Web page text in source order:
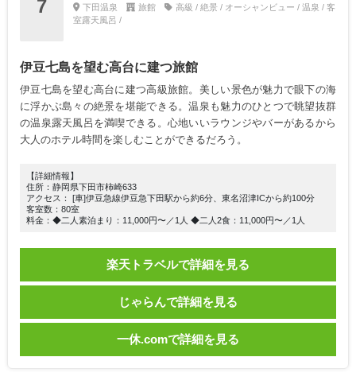
7 下田温泉 旅館
高級 / 絶景 / オーシャンビュー / 温泉 / 客
室露天風呂 /
伊豆七島を望む高台に建つ旅館
伊豆七島を望む高台に建つ高級旅館。美しい景色が魅力で眼下の海
に浮かぶ島々の絶景を堪能できる。温泉も魅力のひとつで眺望抜群
の温泉露天風呂を満喫できる。心地いいラウンジやバーがあるから
大人のホテル時間を楽しむことができるだろう。
【詳細情報】
住所：静岡県下田市柿崎633
アクセス： [車]伊豆急線伊豆急下田駅から約6分、東名沼津ICから約100分
客室数：80室
料金：◆二人素泊まり：11,000円〜／1人 ◆二人2食：11,000円〜／1人
楽天トラベルで詳細を見る
じゃらんで詳細を見る
一休.comで詳細を見る